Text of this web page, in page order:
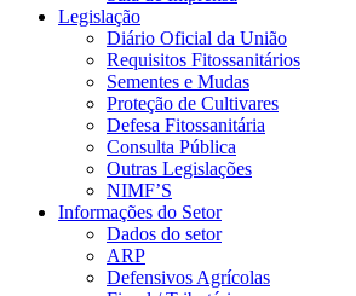
Legislação
Diário Oficial da União
Requisitos Fitossanitários
Sementes e Mudas
Proteção de Cultivares
Defesa Fitossanitária
Consulta Pública
Outras Legislações
NIMF’S
Informações do Setor
Dados do setor
ARP
Defensivos Agrícolas